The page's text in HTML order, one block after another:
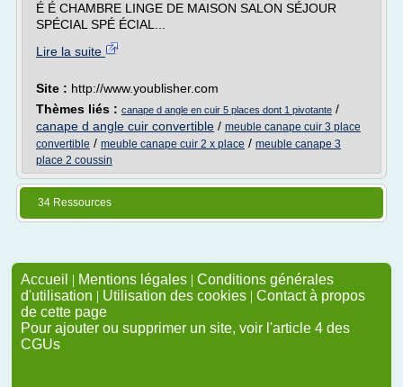
É É CHAMBRE LINGE DE MAISON SALON SÉJOUR
SPÉCIAL SPÉ ÉCIAL...
Lire la suite
Site : http://www.youblisher.com
Thèmes liés : canape d angle en cuir 5 places dont 1 pivotante /
canape d angle cuir convertible / meuble canape cuir 3 place
convertible / meuble canape cuir 2 x place / meuble canape 3
place 2 coussin
34 Ressources
Accueil | Mentions légales | Conditions générales
d'utilisation | Utilisation des cookies | Contact à propos
de cette page
Pour ajouter ou supprimer un site, voir l'article 4 des
CGUs